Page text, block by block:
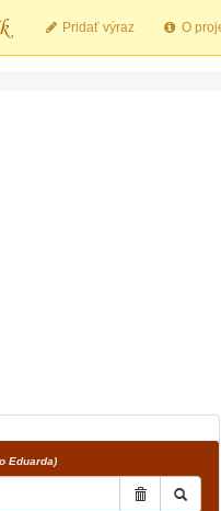
Pridať výraz O
Eduarda)